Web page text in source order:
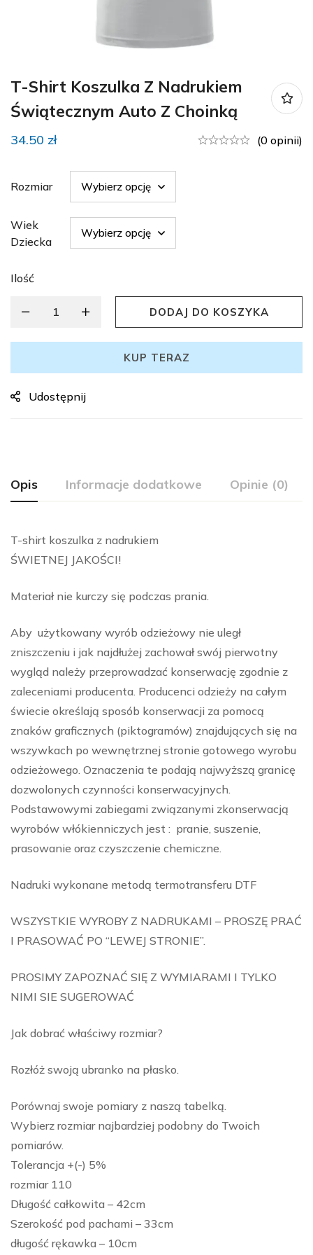
T-Shirt Koszulka Z Nadrukiem
Świątecznym Auto Z Choinką
34.50 zł (0 opinii)
Rozmiar
Wiek
Dziecka
Ilość
DODAJ DO KOSZYKA
KUP TERAZ
Udostępnij
Opis Informacje dodatkowe Opinie (0)
T-shirt koszulka z nadrukiem
ŚWIETNEJ JAKOŚCI!
Materiał nie kurczy się podczas prania.
Aby użytkowany wyrób odzieżowy nie uległ
zniszczeniu i jak najdłużej zachował swój pierwotny
wygląd należy przeprowadzać konserwację zgodnie z
zaleceniami producenta. Producenci odzieży na całym
świecie określają sposób konserwacji za pomocą
znaków graficznych (piktogramów) znajdujących się na
wszywkach po wewnętrznej stronie gotowego wyrobu
odzieżowego. Oznaczenia te podają najwyższą granicę
dozwolonych czynności konserwacyjnych.
Podstawowymi zabiegami związanymi zkonserwacją
wyrobów włókienniczych jest : pranie, suszenie,
prasowanie oraz czyszczenie chemiczne.
Nadruki wykonane metodą termotransferu DTF
WSZYSTKIE WYROBY Z NADRUKAMI – PROSZĘ PRAĆ
I PRASOWAĆ PO “LEWEJ STRONIE”.
PROSIMY ZAPOZNAĆ SIĘ Z WYMIARAMI I TYLKO
NIMI SIE SUGEROWAĆ
Jak dobrać właściwy rozmiar?
Rozłóż swoją ubranko na płasko.
Porównaj swoje pomiary z naszą tabelką.
Wybierz rozmiar najbardziej podobny do Twoich
pomiarów.
Tolerancja +(-) 5%
rozmiar 110
Długość całkowita – 42cm
Szerokość pod pachami – 33cm
długość rękawka – 10cm